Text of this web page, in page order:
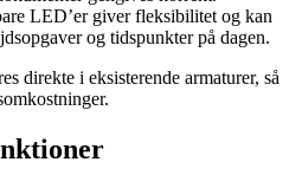
LED’er giver fleksibilitet og kan
og tidspunkter på dagen.
direkte i eksisterende armaturer, så